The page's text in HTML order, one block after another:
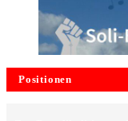
Positionen